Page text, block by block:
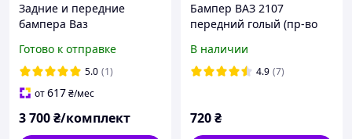
Задние и передние
бампера Ваз
саблей.
Готово к отправке
5.0 (1)
от617₴/мес
3 700₴/комплект
Бампер ВАЗ 2107
передний голый (пр-во
В наличии
4.9 (7)
720₴